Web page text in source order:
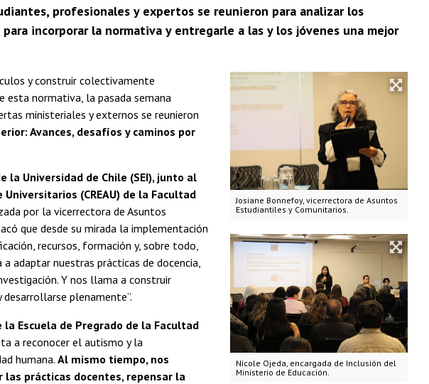
profesionales y expertos se reunieron para analizar los
incorporar la normativa y entregarle a las y los jóvenes una mejor
Josiane Bonnefoy, vicerrectora de Asuntos
Estudiantiles y Comunitarios.
Nicole Ojeda, encargada de Inclusión del
Ministerio de Educación.
y construir colectivamente
normativa, la pasada semana
ministeriales y externos se reunieron
Avances, desafíos y caminos por
la Universidad de Chile (SEI), junto al
(CREAU) de la Facultad
por la vicerrectora de Asuntos
que desde su mirada la implementación
recursos, formación y, sobre todo,
adaptar nuestras prácticas de docencia,
Y nos llama a construir
plenamente”.
Escuela de Pregrado de la Facultad
a reconocer el autismo y la
humana. Al mismo tiempo, nos
prácticas docentes, repensar la